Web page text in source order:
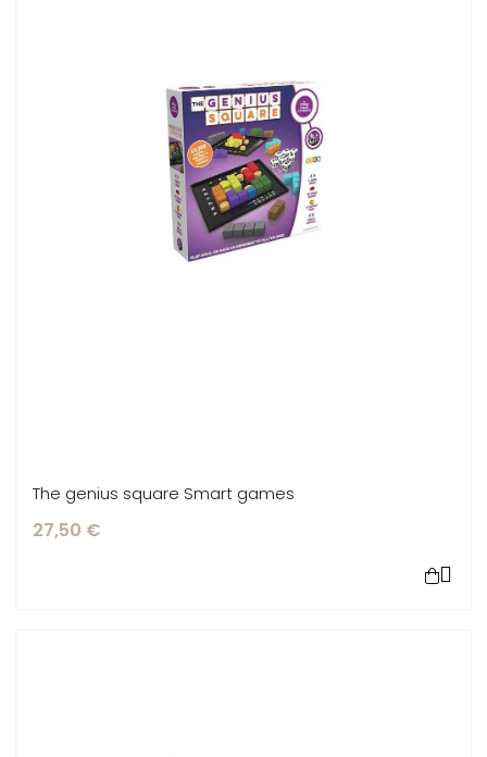
The genius square Smart games
27,50 €
